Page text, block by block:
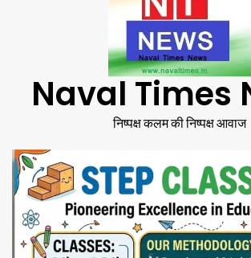
Naval Times
निष्पक्ष कलम की निष्पक्ष आवाज